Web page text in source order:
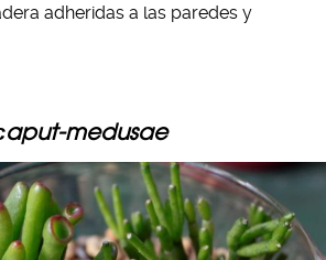
adheridas a las paredes y
medusae